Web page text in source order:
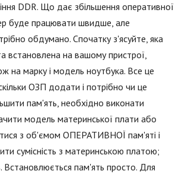
DDR. Що дає збільшення оперативної
буде працювати швидше, але
обдумано. Спочатку з'ясуйте, яка
встановлена на вашому пристрої,
на марку і модель ноутбука. Все це
ОЗП додати і потрібно чи це
пам'ять, необхідно виконати
модель материнської плати або
з об'ємом ОПЕРАТИВНОЇ пам'яті і
сумісність з материнською платою;
пам'ять просто. Для